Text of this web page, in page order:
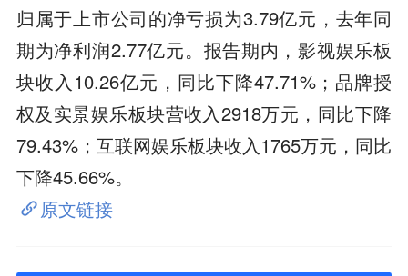
归属于上市公司的净亏损为3.79亿元，去年同
期为净利润2.77亿元。报告期内，影视娱乐板
块收入10.26亿元，同比下降47.71%；品牌授
权及实景娱乐板块营收入2918万元，同比下降
79.43%；互联网娱乐板块收入1765万元，同比
下降45.66%。
原文链接